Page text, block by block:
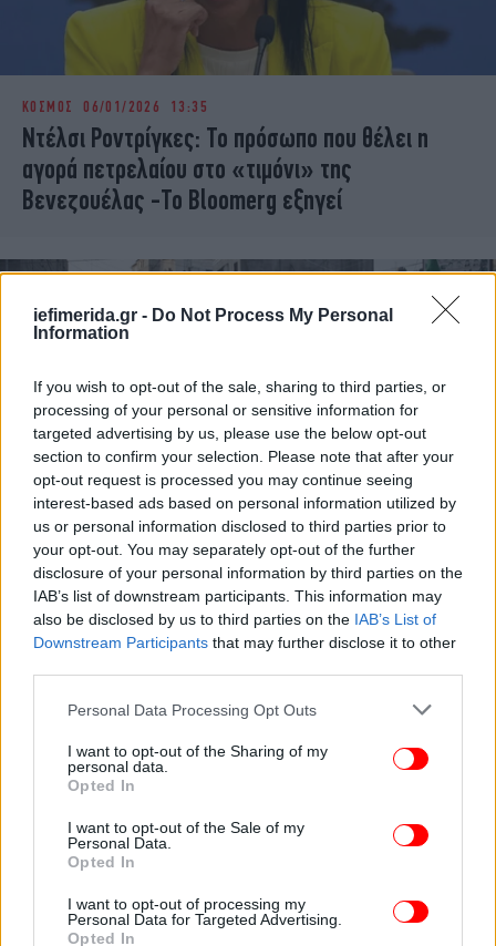
iefimerida.gr - Do Not Process My Personal
Information
If you wish to opt-out of the sale, sharing to third parties, or
processing of your personal or sensitive information for
targeted advertising by us, please use the below opt-out
section to confirm your selection. Please note that after your
opt-out request is processed you may continue seeing
interest-based ads based on personal information utilized by
us or personal information disclosed to third parties prior to
your opt-out. You may separately opt-out of the further
disclosure of your personal information by third parties on the
IAB’s list of downstream participants. This information may
also be disclosed by us to third parties on the IAB’s List of
Downstream Participants that may further disclose it to other
Please note that this website/app uses one or more Google
not limited to your visit or usage behaviour. You may click to
grant or deny consent to Google and its third-party tags to
use your data for below specified purposes in below Google
consent section.
Personal Data Processing Opt Outs
I want to opt-out of the Sharing of my
personal data.
Opted In
I want to opt-out of the Sale of my
Personal Data.
Opted In
I want to opt-out of processing my
Personal Data for Targeted Advertising.
Opted In
ΚΟΣΜΟΣ 06/01/2026 13:35
Ντέλσι Ροντρίγκες: Το πρόσωπο που θέλει η
αγορά πετρελαίου στο «τιμόνι» της
Βενεζουέλας -Το Bloomerg εξηγεί
Η Χαμάς πρόκειται να εκλέξει σύντομα νέο
ηγέτη -Ποιος είναι ο φιλοϊρανός επικρατέστερος
υποψήφιος